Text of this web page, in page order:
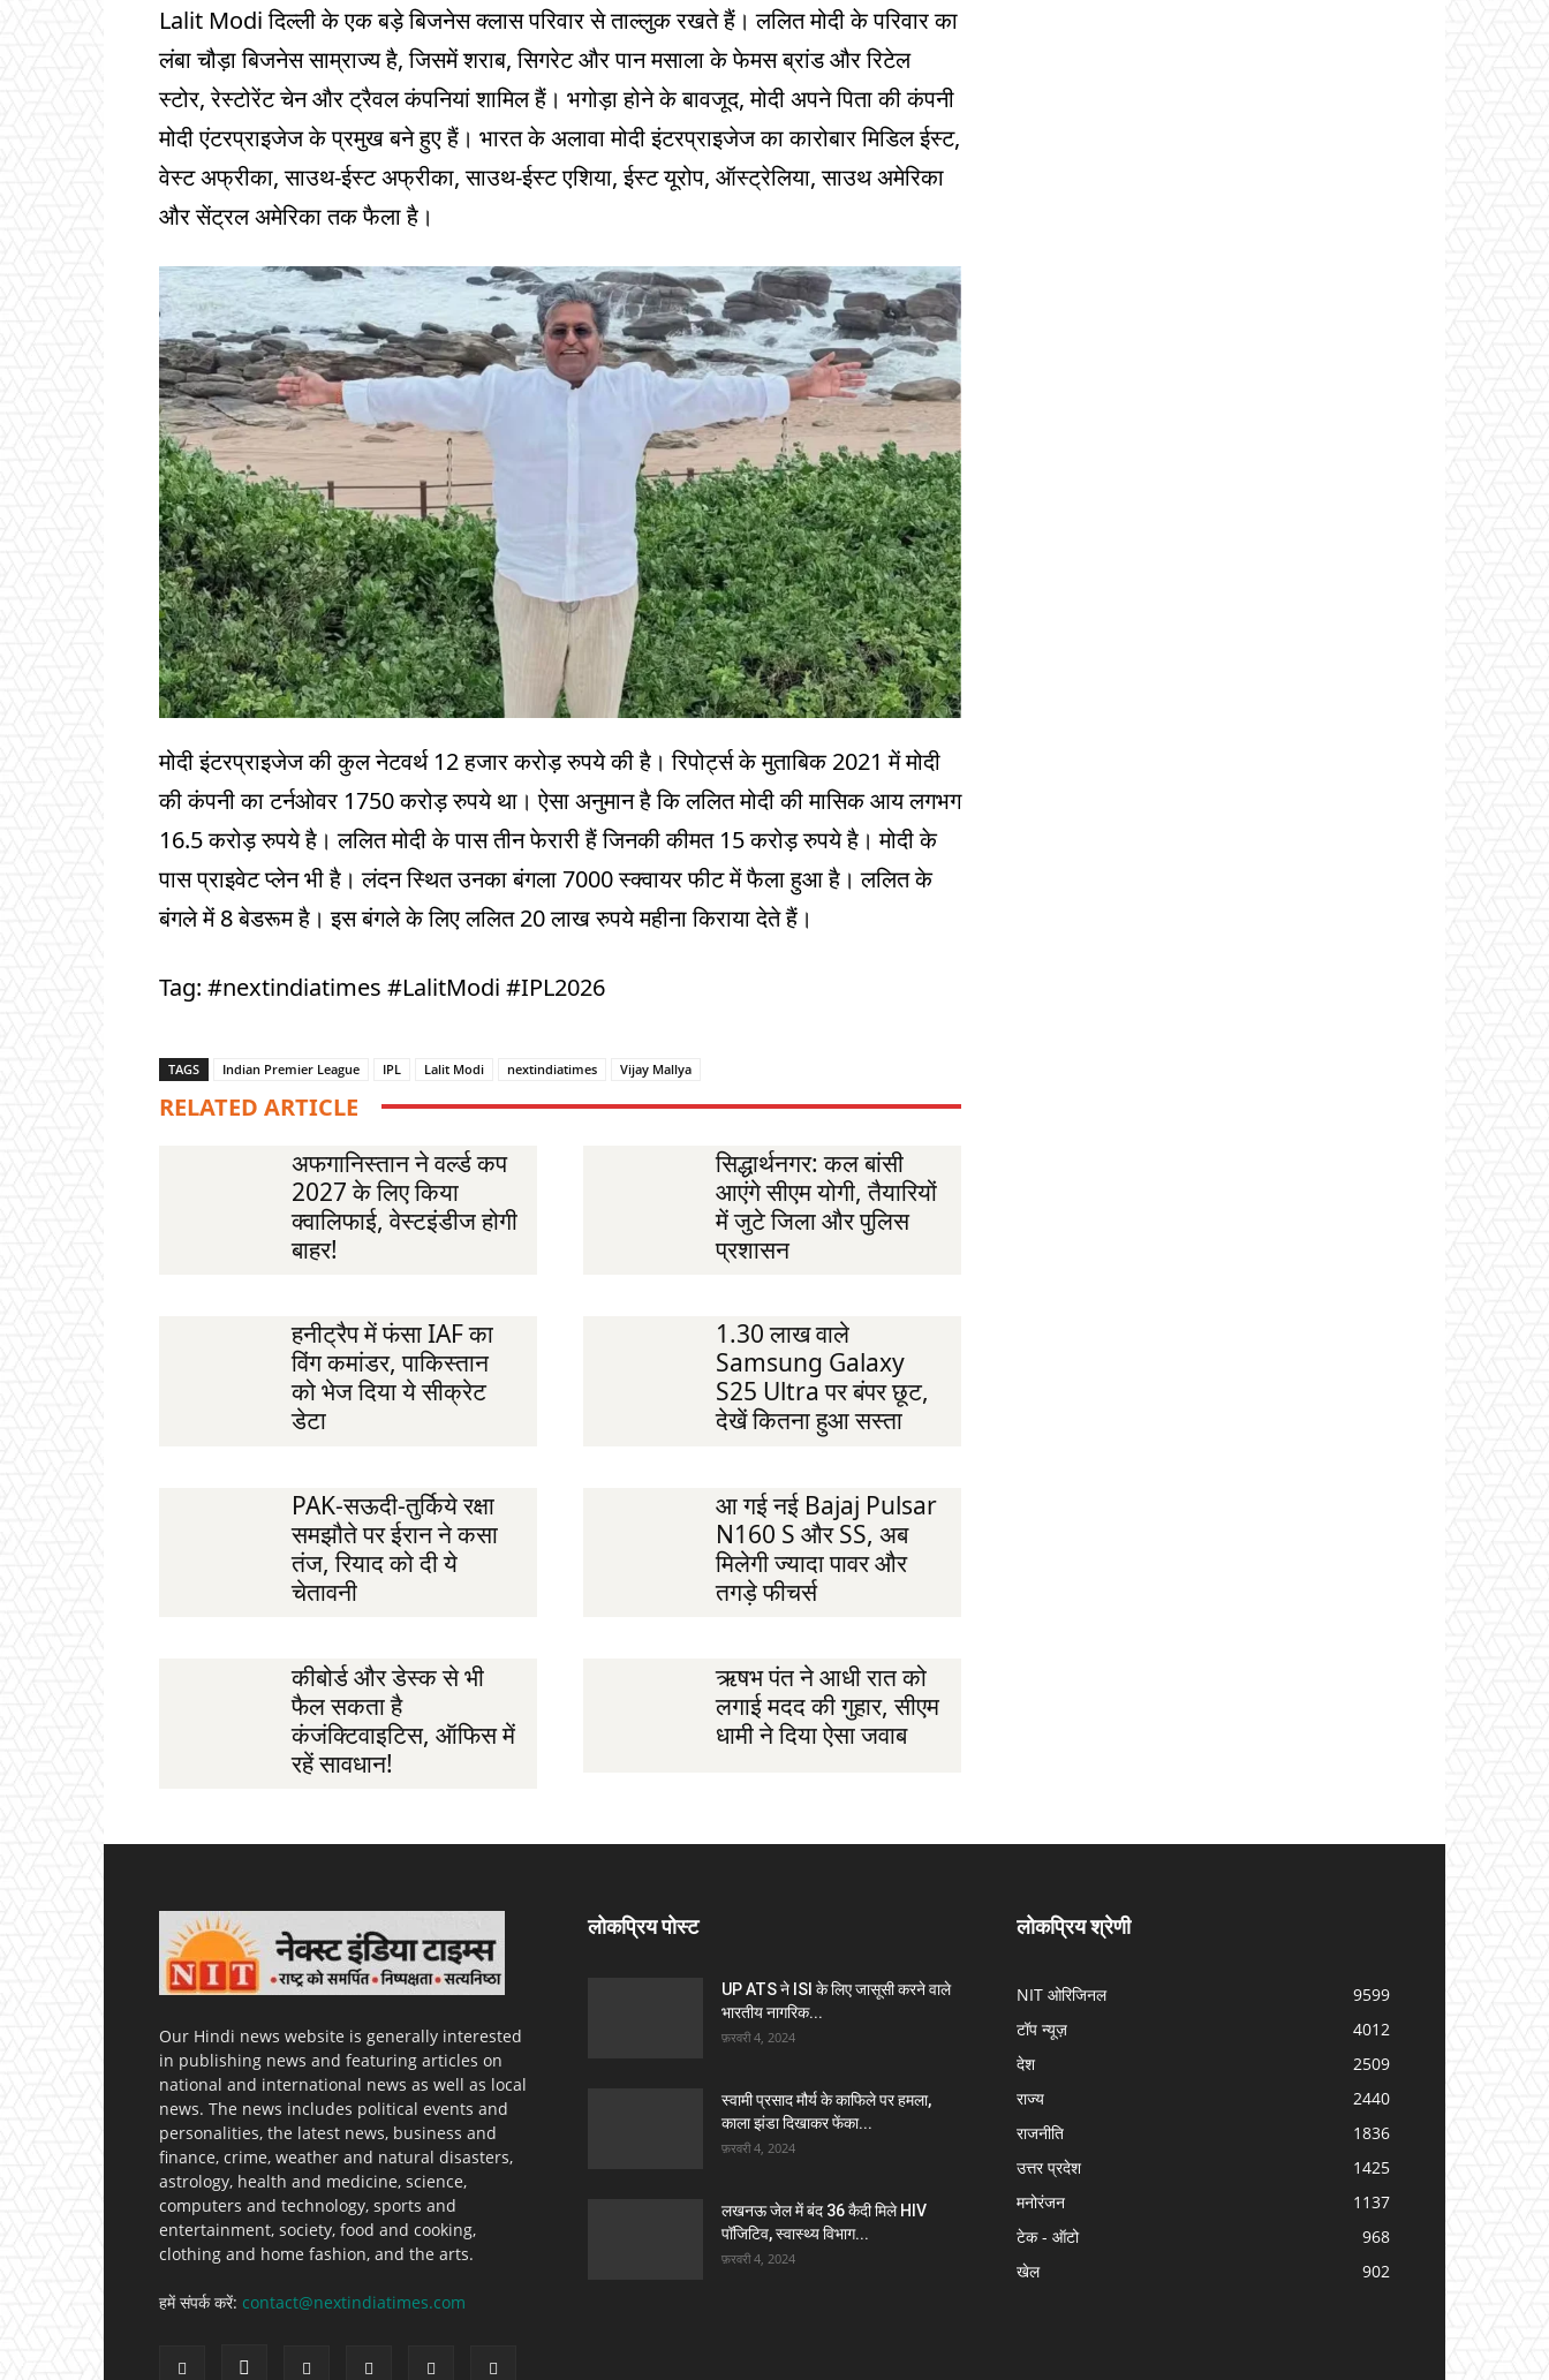
Lalit Modi दिल्ली के एक बड़े बिजनेस क्लास परिवार से ताल्लुक रखते हैं। ललित मोदी के परिवार का
लंबा चौड़ा बिजनेस साम्राज्य है, जिसमें शराब, सिगरेट और पान मसाला के फेमस ब्रांड और रिटेल
स्टोर, रेस्टोरेंट चेन और ट्रैवल कंपनियां शामिल हैं। भगोड़ा होने के बावजूद, मोदी अपने पिता की कंपनी
मोदी एंटरप्राइजेज के प्रमुख बने हुए हैं। भारत के अलावा मोदी इंटरप्राइजेज का कारोबार मिडिल ईस्ट,
वेस्ट अफ्रीका, साउथ-ईस्ट अफ्रीका, साउथ-ईस्ट एशिया, ईस्ट यूरोप, ऑस्ट्रेलिया, साउथ अमेरिका
और सेंट्रल अमेरिका तक फैला है।
मोदी इंटरप्राइजेज की कुल नेटवर्थ 12 हजार करोड़ रुपये की है। रिपोर्ट्स के मुताबिक 2021 में मोदी
की कंपनी का टर्नओवर 1750 करोड़ रुपये था। ऐसा अनुमान है कि ललित मोदी की मासिक आय लगभग
16.5 करोड़ रुपये है। ललित मोदी के पास तीन फेरारी हैं जिनकी कीमत 15 करोड़ रुपये है। मोदी के
पास प्राइवेट प्लेन भी है। लंदन स्थित उनका बंगला 7000 स्क्वायर फीट में फैला हुआ है। ललित के
बंगले में 8 बेडरूम है। इस बंगले के लिए ललित 20 लाख रुपये महीना किराया देते हैं।
Tag: #nextindiatimes #LalitModi #IPL2026
TAGS Indian Premier League IPL Lalit Modi nextindiatimes Vijay Mallya
RELATED ARTICLE
अफगानिस्तान ने वर्ल्ड कप
2027 के लिए किया
क्वालिफाई, वेस्टइंडीज होगी
बाहर!
सिद्धार्थनगर: कल बांसी
आएंगे सीएम योगी, तैयारियों
में जुटे जिला और पुलिस
प्रशासन
हनीट्रैप में फंसा IAF का
विंग कमांडर, पाकिस्तान
को भेज दिया ये सीक्रेट
डेटा
1.30 लाख वाले
Samsung Galaxy
S25 Ultra पर बंपर छूट,
देखें कितना हुआ सस्ता
PAK-सऊदी-तुर्किये रक्षा
समझौते पर ईरान ने कसा
तंज, रियाद को दी ये
चेतावनी
आ गई नई Bajaj Pulsar
N160 S और SS, अब
मिलेगी ज्यादा पावर और
तगड़े फीचर्स
कीबोर्ड और डेस्क से भी
फैल सकता है
कंजंक्टिवाइटिस, ऑफिस में
रहें सावधान!
ऋषभ पंत ने आधी रात को
लगाई मदद की गुहार, सीएम
धामी ने दिया ऐसा जवाब
Our Hindi news website is generally interested
in publishing news and featuring articles on
national and international news as well as local
news. The news includes political events and
personalities, the latest news, business and
finance, crime, weather and natural disasters,
astrology, health and medicine, science,
computers and technology, sports and
entertainment, society, food and cooking,
clothing and home fashion, and the arts.
हमें संपर्क करें: contact@nextindiatimes.com
लोकप्रिय पोस्ट
UP ATS ने ISI के लिए जासूसी करने वाले
भारतीय नागरिक...
फ़रवरी 4, 2024
स्वामी प्रसाद मौर्य के काफिले पर हमला,
काला झंडा दिखाकर फेंका...
फ़रवरी 4, 2024
लखनऊ जेल में बंद 36 कैदी मिले HIV
पॉजिटिव, स्वास्थ्य विभाग...
फ़रवरी 4, 2024
लोकप्रिय श्रेणी
NIT ओरिजिनल
9599
टॉप न्यूज़
4012
देश
2509
राज्य
2440
राजनीति
1836
उत्तर प्रदेश
1425
मनोरंजन
1137
टेक - ऑटो
968
खेल
902